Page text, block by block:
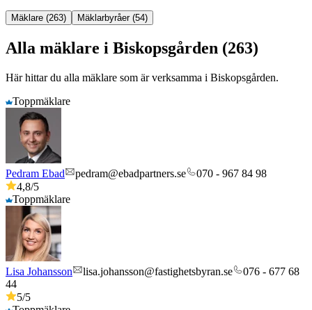
Mäklare (263) Mäklarbyråer (54)
Alla mäklare i Biskopsgården (263)
Här hittar du alla mäklare som är verksamma i Biskopsgården.
Toppmäklare
Pedram Ebad pedram@ebadpartners.se
070 - 967 84 98
4,8/5
Toppmäklare
Lisa Johansson lisa.johansson@fastighetsbyran.se
076 - 677 68
44
5/5